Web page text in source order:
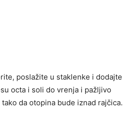
poslažite u staklenke i dodajte
octa i soli do vrenja i pažljivo
da otopina bude iznad rajčica.